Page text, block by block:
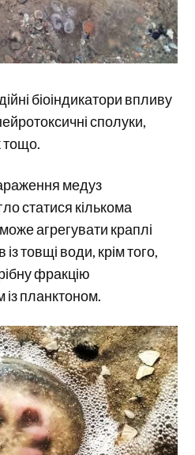
біоіндикатори впливу
сполуки,
тощо.
медуз
статися кількома
агрегувати краплі
товщі води, крім того,
фракцію
із планктоном.